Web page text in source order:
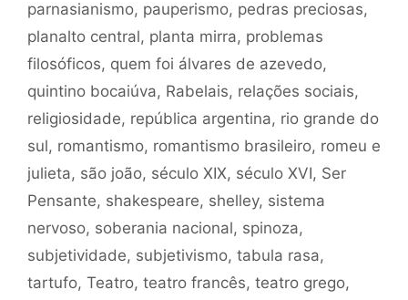
parnasianismo, pauperismo, pedras preciosas,
planalto central, planta mirra, problemas
filosóficos, quem foi álvares de azevedo,
quintino bocaiúva, Rabelais, relações sociais,
religiosidade, república argentina, rio grande do
sul, romantismo, romantismo brasileiro, romeu e
julieta, são joão, século XIX, século XVI, Ser
Pensante, shakespeare, shelley, sistema
nervoso, soberania nacional, spinoza,
subjetividade, subjetivismo, tabula rasa,
tartufo, Teatro, teatro francês, teatro grego,